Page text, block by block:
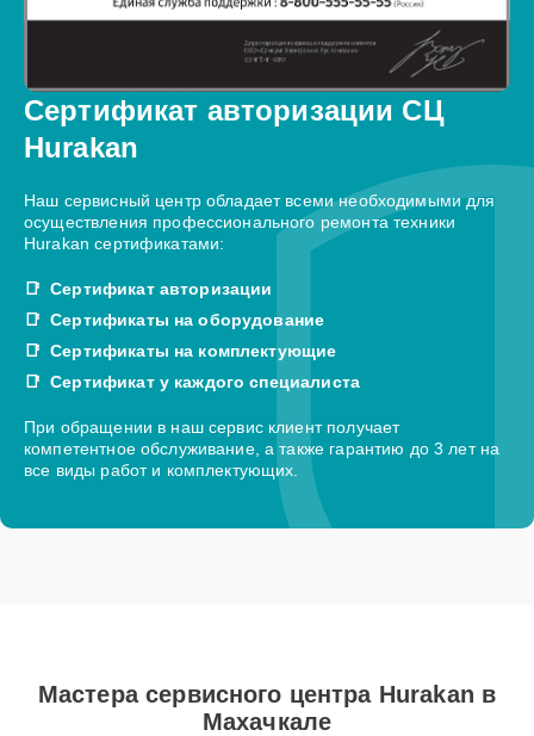
Сертификат авторизации СЦ
Hurakan
Наш сервисный центр обладает всеми необходимыми для
осуществления профессионального ремонта техники
Hurakan сертификатами:
Сертификат авторизации
Сертификаты на оборудование
Сертификаты на комплектующие
Сертификат у каждого специалиста
При обращении в наш сервис клиент получает
компетентное обслуживание, а также гарантию до 3 лет на
все виды работ и комплектующих.
Мастера сервисного центра Hurakan в
Махачкале